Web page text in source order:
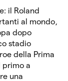
il Roland
al mondo,
dopo
stadio
della Prima
primo a
una